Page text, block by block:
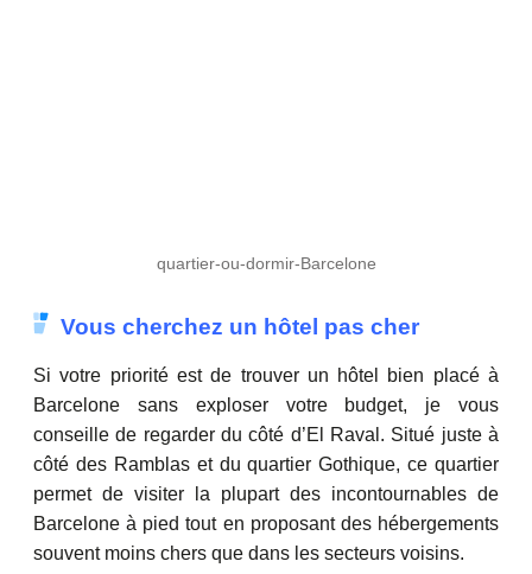
quartier-ou-dormir-Barcelone
Vous cherchez un hôtel pas cher
Si votre priorité est de trouver un hôtel bien placé à
Barcelone sans exploser votre budget, je vous
conseille de regarder du côté d’El Raval. Situé juste à
côté des Ramblas et du quartier Gothique, ce quartier
permet de visiter la plupart des incontournables de
Barcelone à pied tout en proposant des hébergements
souvent moins chers que dans les secteurs voisins.